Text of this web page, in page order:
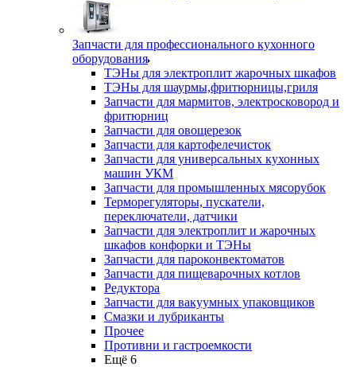
Запчасти для профессионального кухонного
оборудования
ТЭНы для электроплит жарочных шкафов
ТЭНы для шаурмы,фритюрницы,гриля
Запчасти для мармитов, электросковород и
фритюрниц
Запчасти для овощерезок
Запчасти для картофелечисток
Запчасти для универсальных кухонных
машин УКМ
Запчасти для промышленных мясорубок
Терморегуляторы, пускатели,
переключатели, датчики
Запчасти для электроплит и жарочных
шкафов конфорки и ТЭНы
Запчасти для пароконвектоматов
Запчасти для пищеварочных котлов
Редуктора
Запчасти для вакуумных упаковщиков
Смазки и лубриканты
Прочее
Противни и гастроемкости
Ещё 6